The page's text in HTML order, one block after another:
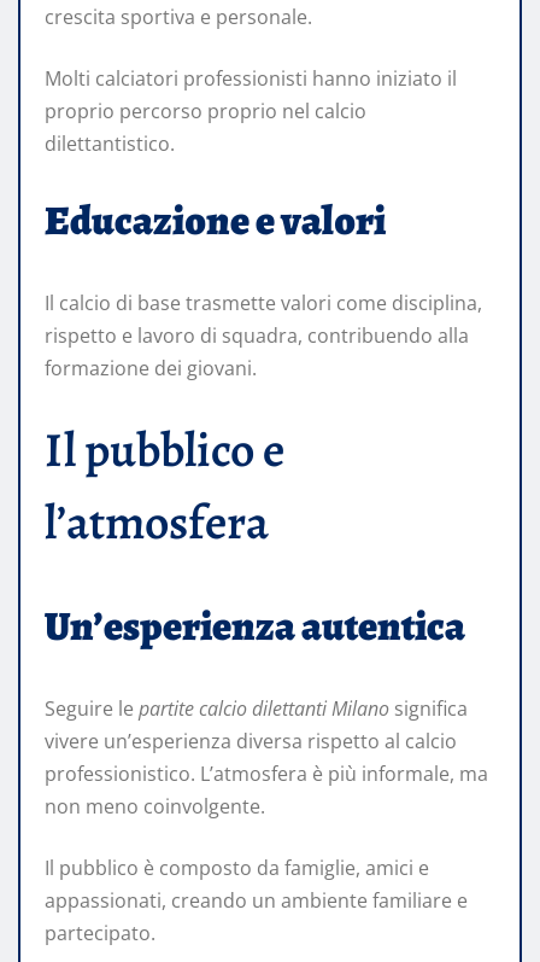
crescita sportiva e personale.
Molti calciatori professionisti hanno iniziato il
proprio percorso proprio nel calcio
dilettantistico.
Educazione e valori
Il calcio di base trasmette valori come disciplina,
rispetto e lavoro di squadra, contribuendo alla
formazione dei giovani.
Il pubblico e
l’atmosfera
Un’esperienza autentica
Seguire le partite calcio dilettanti Milano significa
vivere un’esperienza diversa rispetto al calcio
professionistico. L’atmosfera è più informale, ma
non meno coinvolgente.
Il pubblico è composto da famiglie, amici e
appassionati, creando un ambiente familiare e
partecipato.